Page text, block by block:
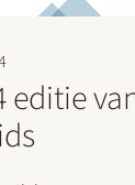
editie